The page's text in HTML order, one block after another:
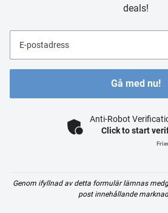
deals!
E-postadress
Gå med nu!
Anti-Robot
Click to start
Genom ifyllnad av detta formulär lämnas
post innehållande